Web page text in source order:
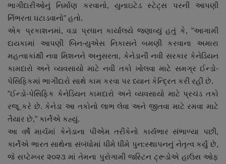
સ્પોર્ટ્સ
રાશિફળ
ગુનાખોરી
બોલિવૂડ
સ્વાસ્થ્ય
ભાગીદારીઓનું નિર્માણ કરવાનો, યુનાઇટેડ સ્ટેટ્સ પરની આપણી
ર્નિભરતા ઘટાડવાનો" હતો.
એક પ્રકાશનમાં, વડા પ્રધાન કાર્યાલયે જણાવ્યું હતું કે, "આગામી
દાયકામાં આપણી બિન-યુએસ નિકાસને બમણી કરવાના અમારા
મહત્વાકાંક્ષી નવા મિશનને અનુસરતા, કેનેડાની નવી સરકાર કેનેડિયન
કામદારો અને વ્યવસાયો માટે નવી તકો ખોલવા માટે સમગ્ર ઈન્ડો-
પેસિફિકમાં ભાગીદારો સાથે કામ કરવા પર ધ્યાન કેન્દ્રિત કરી રહી છે.
"ઈન્ડો-પેસિફિક કેનેડિયન કામદારો અને વ્યવસાયો માટે પ્રચંડ તકો
રજૂ કરે છે. કેનેડા આ તકોનો લાભ લેવા અને જીતવા માટે રમવા માટે
તૈયાર છે," કાર્નેએ કહ્યું.
આ વર્ષે માર્ચમાં કેનેડાના પીએમ તરીકેનો કાર્યભાર સંભાળ્યા પછી,
કાર્નેએ ભારત સાથેના સંબંધોમાં ધીમે ધીમે પુન:સ્થાપનનું નેતૃત્વ કર્યું છે,
જે સપ્ટેમ્બર ૨૦૨૩ માં તેમના પુરોગામી જસ્ટિન ટ્રૂડોએ હાઉસ ઓફ